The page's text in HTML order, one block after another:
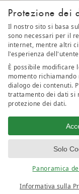
Protezione dei
Il nostro sito si basa
sono necessari per il
internet, mentre altri
l'esperienza
È possibile modificare
momento
dialogo dei contenuti.
trattamento dei dati si
protezione dei dati.
Solo
Panoramica
Informativa sulla
PRENOTA
© 2025 AMONTI &
Privacy
Belvita Leading